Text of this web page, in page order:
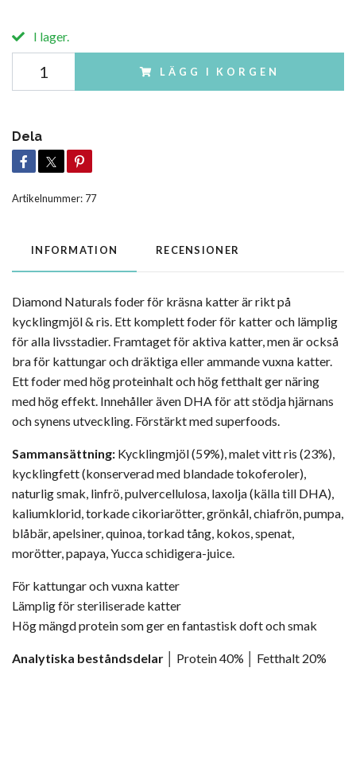
I lager.
LÄGG I KORGEN
Dela
Artikelnummer: 77
INFORMATION RECENSIONER
Diamond Naturals foder för kräsna katter är rikt på
kycklingmjöl & ris. Ett komplett foder för katter och lämplig
för alla livsstadier. Framtaget för aktiva katter, men är också
bra för kattungar och dräktiga eller ammande vuxna katter.
Ett foder med hög proteinhalt och hög fetthalt ger näring
med hög effekt. Innehåller även DHA för att stödja hjärnans
och synens utveckling. Förstärkt med superfoods.
Sammansättning: Kycklingmjöl (59%), malet vitt ris (23%),
kycklingfett (konserverad med blandade tokoferoler),
naturlig smak, linfrö, pulvercellulosa, laxolja (källa till DHA),
kaliumklorid, torkade cikoriarötter, grönkål, chiafrön, pumpa,
blåbär, apelsiner, quinoa, torkad tång, kokos, spenat,
morötter, papaya, Yucca schidigera-juice.
För kattungar och vuxna katter
Lämplig för steriliserade katter
Hög mängd protein som ger en fantastisk doft och smak
Analytiska beståndsdelar │ Protein 40% │ Fetthalt 20%